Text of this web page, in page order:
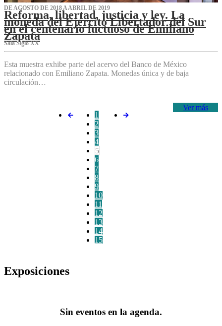
DE AGOSTO DE 2018 A ABRIL DE 2019
Reforma, libertad, justicia y ley. La
moneda del Ejército Libertador del Sur
en el centenario luctuoso de Emiliano
Zapata
Sala Siglo XX
Esta muestra exhibe parte del acervo del Banco de México
relacionado con Emiliano Zapata. Monedas única y de baja
circulación…
Ver más
1
2
3
4
5
6
7
8
9
10
11
12
13
14
15
Exposiciones
Sin eventos en la agenda.